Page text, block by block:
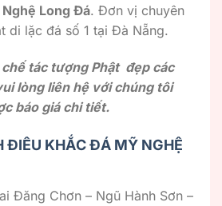
Long Đá. Đơn vị chuyên
di lặc đá số 1 tại Đà Nẵng.
tác tượng Phật đẹp các
lòng liên hệ với chúng tôi
báo giá chi tiết.
ĐIÊU KHẮC ĐÁ MỸ NGHỆ
Đăng Chơn – Ngũ Hành Sơn –